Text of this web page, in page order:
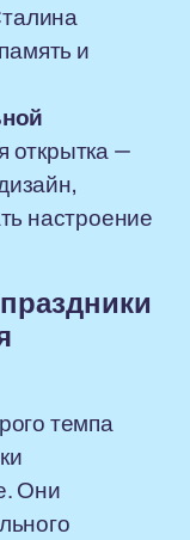
и
открытка —
настроение
темпа
Они